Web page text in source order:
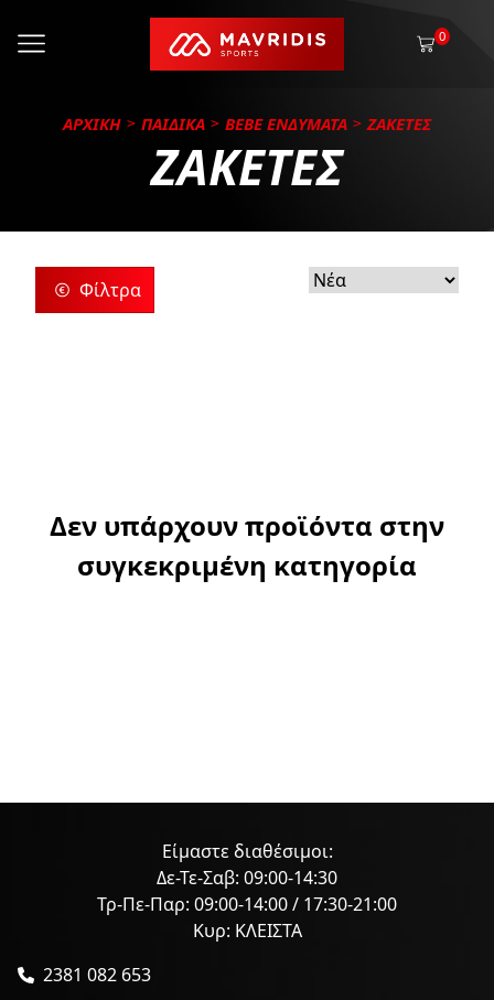
0
ΑΡΧΙΚΗ ΠΑΙΔΙΚΑ BEBE ΕΝΔΥΜΑΤΑ ΖΑΚΕΤΕΣ
ΖΑΚΕΤΕΣ
Φίλτρα
Δεν υπάρχουν προϊόντα στην
συγκεκριμένη κατηγορία
Είμαστε διαθέσιμοι:
Δε-Τε-Σαβ: 09:00-14:30
Τρ-Πε-Παρ: 09:00-14:00 / 17:30-21:00
Κυρ: ΚΛΕΙΣΤΑ
2381 082 653